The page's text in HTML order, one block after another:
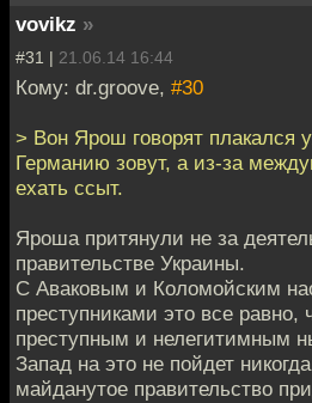
vovikz »
#31 | 21.06.14 16:44
Кому: dr.groove, #30
> Вон Ярош говорят плакался
Германию зовут, а из-за
ехать ссыт.
Яроша притянули не за
правительстве Украины.
С Аваковым и Коломойским
преступниками это все равно,
преступным и нелегитимным
Запад на это не пойдет
майданутое правительство